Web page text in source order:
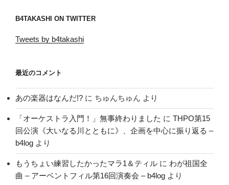
B4TAKASHI ON TWITTER
Tweets by b4takashi
最近のコメント
あの楽器はなんだ!? に ちゅんちゅん より
「オーケストラ入門！」無事終わりました に THPO第15
回公演《大いなる川とともに》、企画を中心に振り返る –
b4log より
もうちょい練習したかったマラ1＆ティル に わが祖国全
曲 – アーベントフィル第16回演奏会 – b4log より